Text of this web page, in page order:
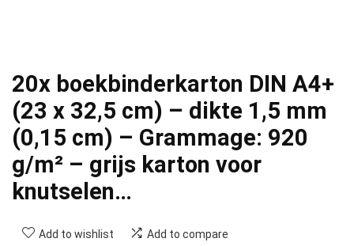
20x boekbinderkarton DIN A4+
(23 x 32,5 cm) – dikte 1,5 mm
(0,15 cm) – Grammage: 920
g/m² – grijs karton voor
knutselen…
Add to wishlist Add to compare